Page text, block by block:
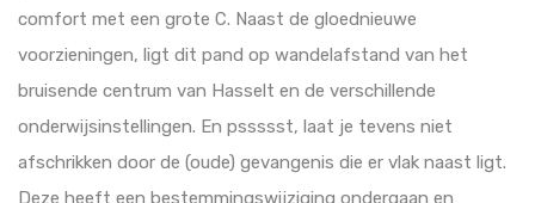
comfort met een grote C. Naast de gloednieuwe
voorzieningen, ligt dit pand op wandelafstand van het
bruisende centrum van Hasselt en de verschillende
onderwijsinstellingen. En pssssst, laat je tevens niet
afschrikken door de (oude) gevangenis die er vlak naast ligt.